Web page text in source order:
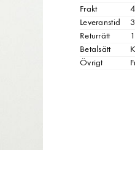
Frakt
Leveranstid
Returrätt
Betalsätt
Övrigt